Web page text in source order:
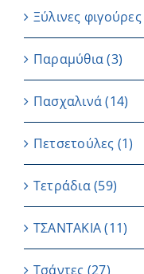
Ξύλινες φιγούρες
Παραμύθια (3)
Πασχαλινά (14)
Πετσετούλες (1)
Τετράδια(59)
ΤΣΑΝΤΑΚΙΑ (11)
Τσάντες (27)